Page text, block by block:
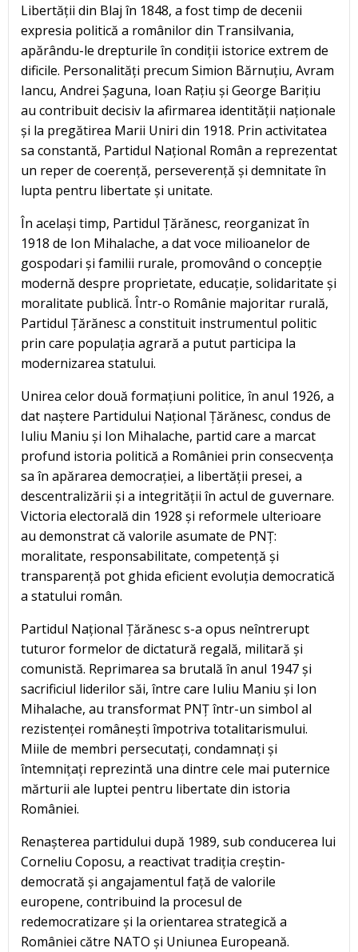
Libertății din Blaj în 1848, a fost timp de decenii
expresia politică a românilor din Transilvania,
apărându-le drepturile în condiții istorice extrem de
dificile. Personalități precum Simion Bărnuțiu, Avram
Iancu, Andrei Șaguna, Ioan Rațiu și George Barițiu
au contribuit decisiv la afirmarea identității naționale
și la pregătirea Marii Uniri din 1918. Prin activitatea
sa constantă, Partidul Național Român a reprezentat
un reper de coerență, perseverență și demnitate în
lupta pentru libertate și unitate.
În același timp, Partidul Țărănesc, reorganizat în
1918 de Ion Mihalache, a dat voce milioanelor de
gospodari și familii rurale, promovând o concepție
modernă despre proprietate, educație, solidaritate și
moralitate publică. Într-o Românie majoritar rurală,
Partidul Țărănesc a constituit instrumentul politic
prin care populația agrară a putut participa la
modernizarea statului.
Unirea celor două formațiuni politice, în anul 1926, a
dat naștere Partidului Național Țărănesc, condus de
Iuliu Maniu și Ion Mihalache, partid care a marcat
profund istoria politică a României prin consecvența
sa în apărarea democrației, a libertății presei, a
descentralizării și a integrității în actul de guvernare.
Victoria electorală din 1928 și reformele ulterioare
au demonstrat că valorile asumate de PNȚ:
moralitate, responsabilitate, competență și
transparență pot ghida eficient evoluția democratică
a statului român.
Partidul Național Țărănesc s-a opus neîntrerupt
tuturor formelor de dictatură regală, militară și
comunistă. Reprimarea sa brutală în anul 1947 și
sacrificiul liderilor săi, între care Iuliu Maniu și Ion
Mihalache, au transformat PNȚ într-un simbol al
rezistenței românești împotriva totalitarismului.
Miile de membri persecutați, condamnați și
întemnițați reprezintă una dintre cele mai puternice
mărturii ale luptei pentru libertate din istoria
României.
Renașterea partidului după 1989, sub conducerea lui
Corneliu Coposu, a reactivat tradiția creștin-
democrată și angajamentul față de valorile
europene, contribuind la procesul de
redemocratizare și la orientarea strategică a
României către NATO și Uniunea Europeană.